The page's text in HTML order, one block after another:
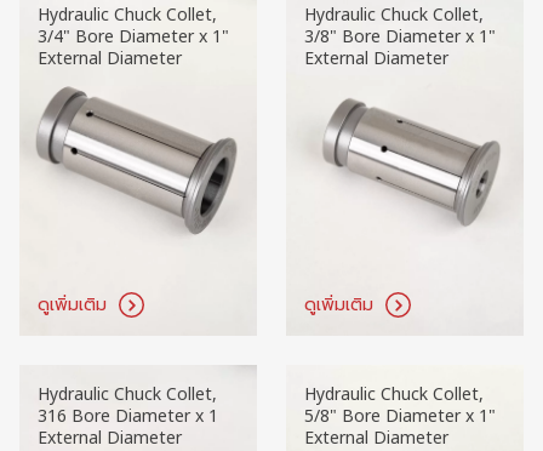
Hydraulic Chuck Collet,
3/4" Bore Diameter x 1"
External Diameter
ดูเพิ่มเติม
Hydraulic Chuck Collet,
3/8" Bore Diameter x 1"
External Diameter
ดูเพิ่มเติม
Hydraulic Chuck Collet,
316 Bore Diameter x 1
External Diameter
Hydraulic Chuck Collet,
5/8" Bore Diameter x 1"
External Diameter